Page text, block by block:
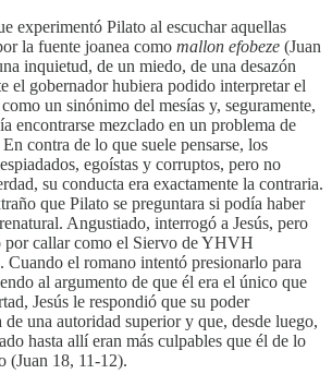
experimentó Pilato al escuchar aquellas
la fuente joanea como mallon efobeze (Juan
inquietud, de un miedo, de una desazón
el gobernador hubiera podido interpretar el
un sinónimo del mesías y, seguramente,
encontrarse mezclado en un problema de
contra de lo que suele pensarse, los
egoístas y corruptos, pero no
su conducta era exactamente la contraria.
que Pilato se preguntara si podía haber
Angustiado, interrogó a Jesús, pero
por callar como el Siervo de YHVH
Cuando el romano intentó presionarlo para
al argumento de que él era el único que
Jesús le respondió que su poder
una autoridad superior y que, desde luego,
hasta allí eran más culpables que él de lo
(Juan 18, 11-12).